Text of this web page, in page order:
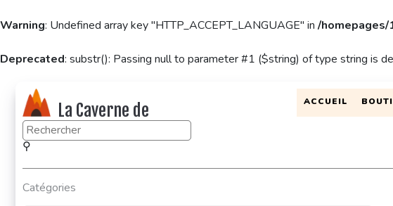
Warning: Undefined array key "HTTP_ACCEPT_LANGUAGE" in /
Deprecated: substr(): Passing null to parameter #1 ($string) of type string is
La Caverne de
KaFr78
⚲
ACCUEIL
Catégories